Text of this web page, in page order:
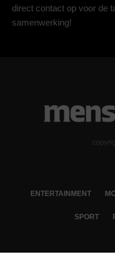
direct contact op voor de
samenwerking!
ENTERTAINMENT
SPORT